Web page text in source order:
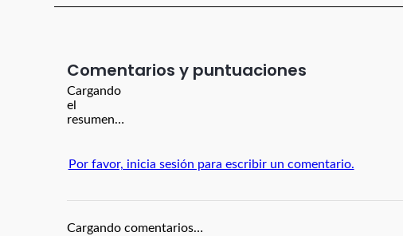
Comentarios
Cargando
el
resumen…
Por favor, inicia sesión para escribir un comentario.
Cargando comentarios…